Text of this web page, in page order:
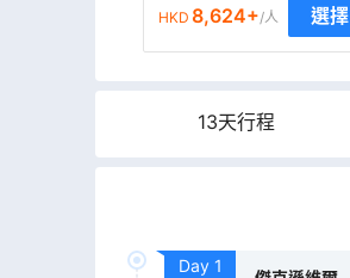
HKD 8,624+/人 選擇
13天行程
Day 1